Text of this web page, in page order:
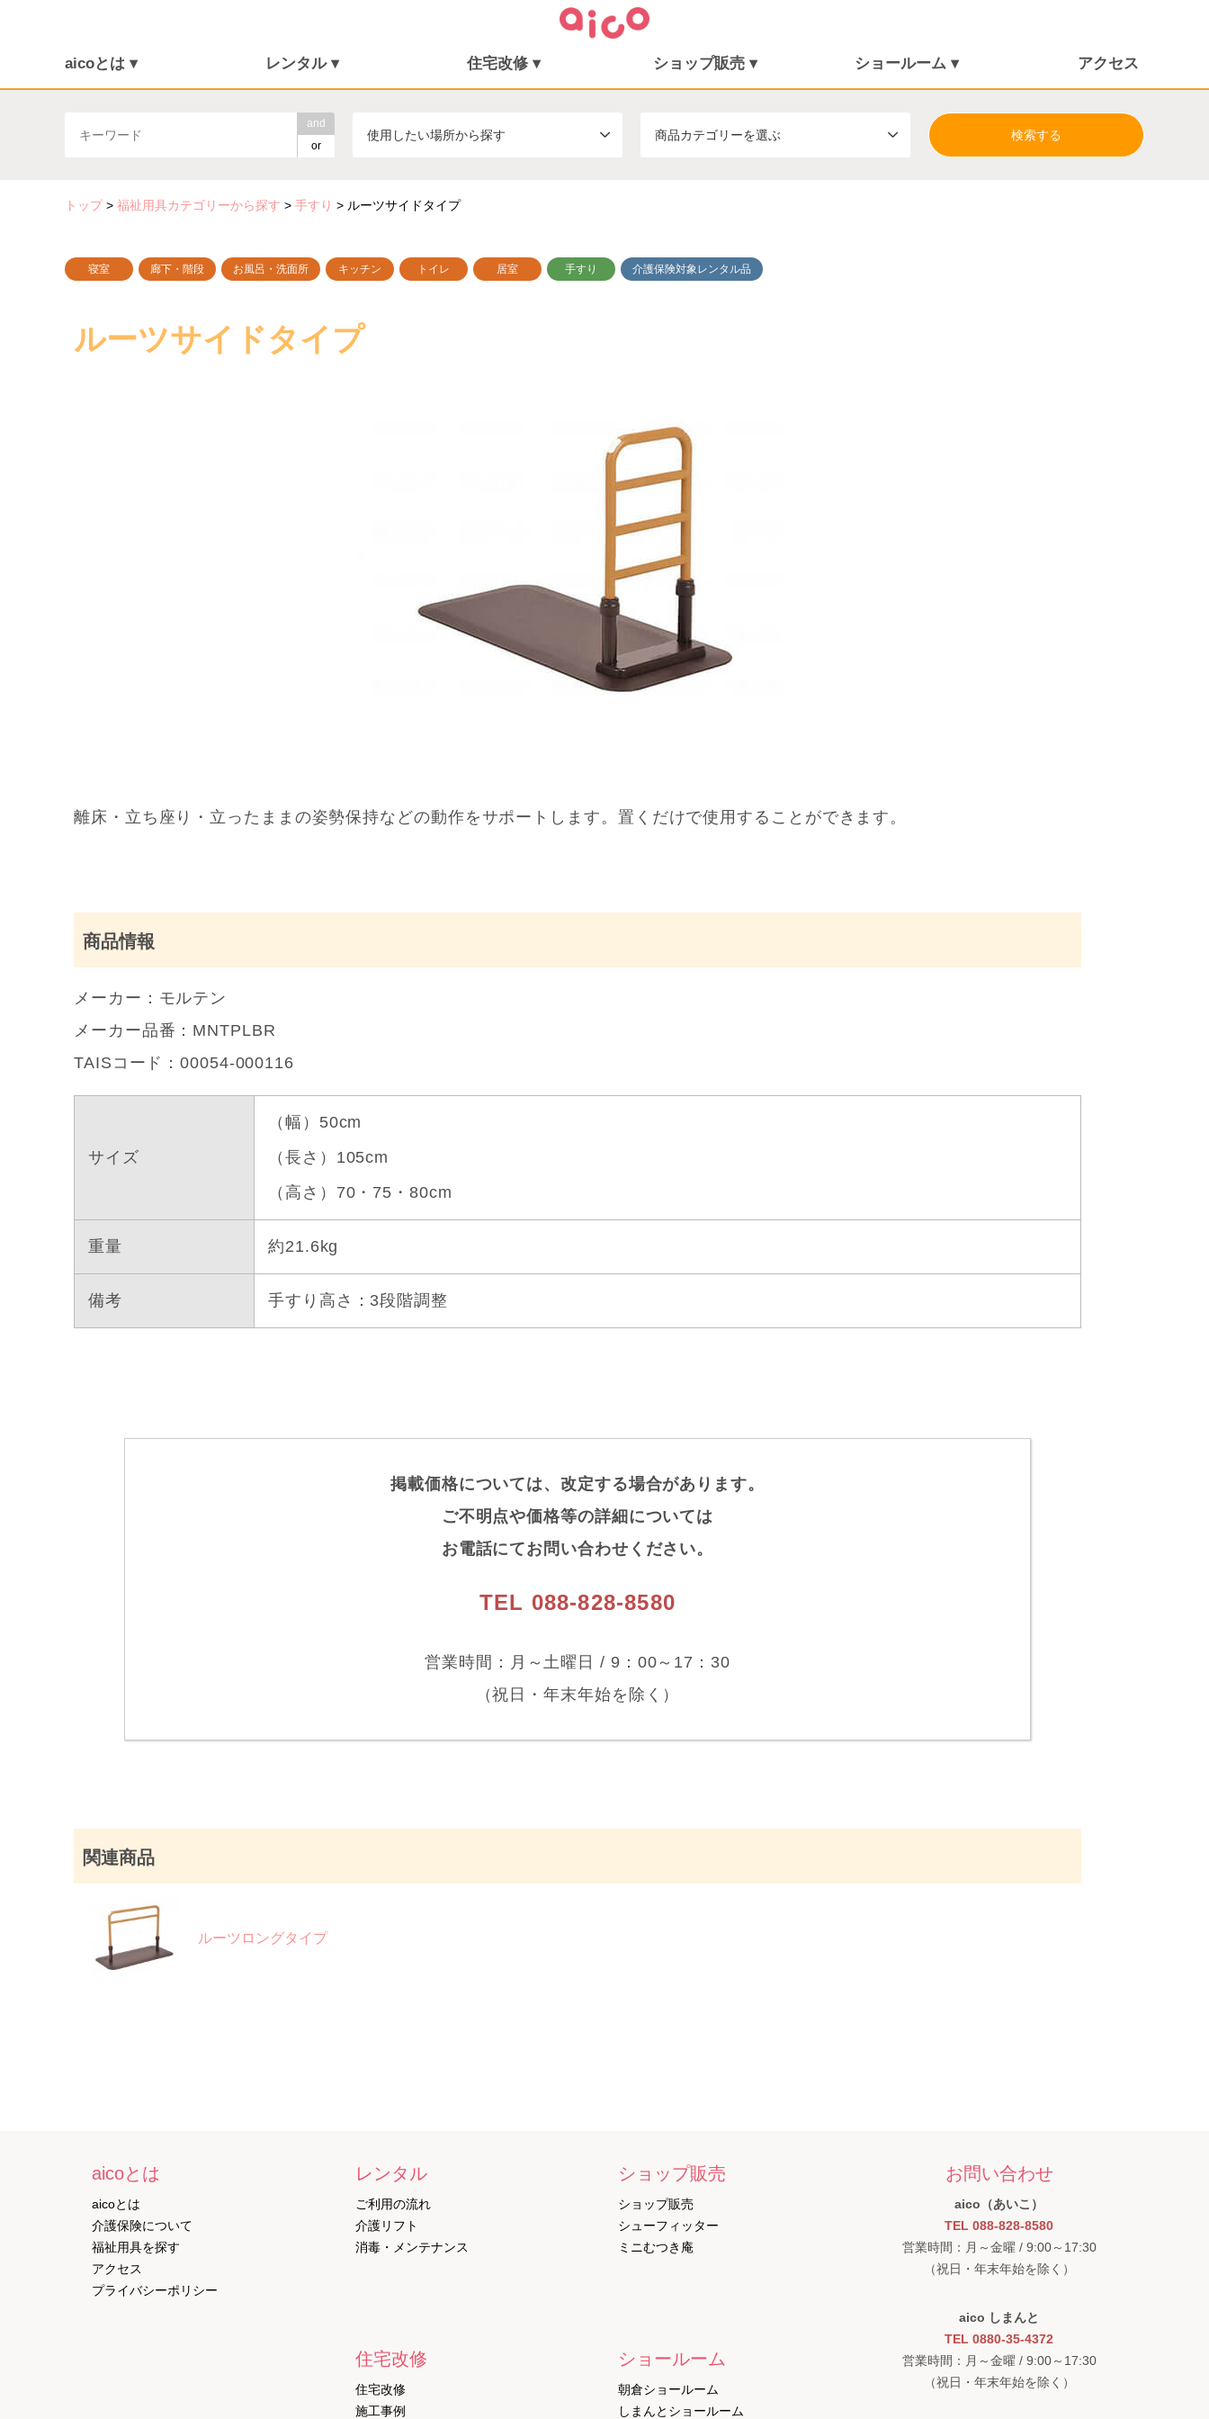
aicoとは ▾ レンタル ▾ 住宅改修 ▾ ショップ販売 ▾ ショールーム ▾ アクセス
and
or
使用したい場所から探す 商品カテゴリーを選ぶ
トップ> 福祉用具カテゴリーから探す > 手すり > ルーツサイドタイプ
寝室 廊下・階段 お風呂・洗面所 キッチン トイレ 居室 手すり 介護保険対象レンタル品
ルーツサイドタイプ
離床・立ち座り・立ったままの姿勢保持などの動作をサポートします。置くだけで使用することができます。
商品情報
メーカー：モルテン
メーカー品番：MNTPLBR
TAISコード：00054-000116
サイズ
（幅）50cm
（長さ）105cm
（高さ）70・75・80cm
重量 約21.6kg
備考 手すり高さ：3段階調整
掲載価格については、改定する場合があります。
ご不明点や価格等の詳細については
お電話にてお問い合わせください。
TEL 088-828-8580
営業時間：月～土曜日 / 9：00～17：30
（祝日・年末年始を除く）
関連商品
ルーツロングタイプ
aicoとは
aicoとは
介護保険について
福祉用具を探す
アクセス
プライバシーポリシー
レンタル
ご利用の流れ
介護リフト
消毒・メンテナンス
住宅改修
住宅改修
施工事例
ショップ販売
ショップ販売
シューフィッター
ミニむつき庵
ショールーム
朝倉ショールーム
しまんとショールーム
お問い合わせ
aico（あいこ）
TEL 088-828-8580
営業時間：月～金曜 / 9:00～17:30
（祝日・年末年始を除く）
aico しまんと
TEL 0880-35-4372
営業時間：月～金曜 / 9:00～17:30
（祝日・年末年始を除く）